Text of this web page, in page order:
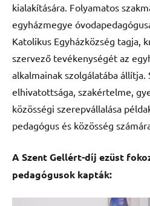
kialakítására. Folyamatos
egyházmegye
Katolikus Egyházközség tagja,
szervező tevékenységét az
alkalmainak szolgálatába állítja.
elhivatottsága, szakértelme,
közösségi szerepvállalása
pedagógus és közösség
A Szent Gellért-díj ezüst
pedagógusok kapták: